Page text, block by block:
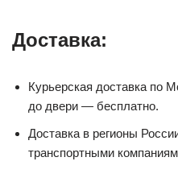
Доставка:
Курьерская доставка по
до двери — бесплатно.
Доставка в регионы
транспортными